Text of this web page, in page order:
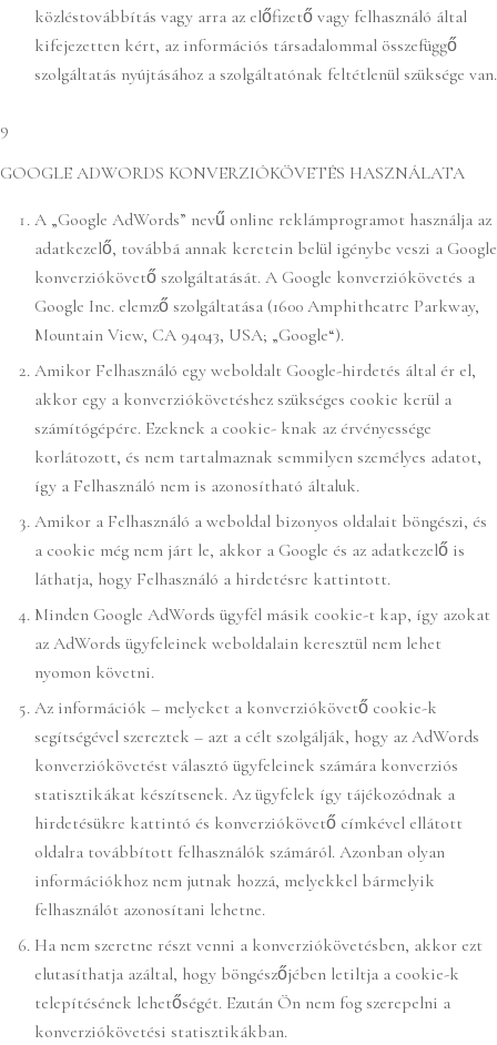
közléstovábbítás vagy arra az előfizető vagy felhasználó által
kifejezetten kért, az információs társadalommal összefüggő
szolgáltatás nyújtásához a szolgáltatónak feltétlenül szüksége van.
9
GOOGLE ADWORDS KONVERZIÓKÖVETÉS HASZNÁLATA
A „Google AdWords” nevű online reklámprogramot használja az
adatkezelő, továbbá annak keretein belül igénybe veszi a Google
konverziókövető szolgáltatását. A Google konverziókövetés a
Google Inc. elemző szolgáltatása (1600 Amphitheatre Parkway,
Mountain View, CA 94043, USA; „Google“).
Amikor Felhasználó egy weboldalt Google-hirdetés által ér el,
akkor egy a konverziókövetéshez szükséges cookie kerül a
számítógépére. Ezeknek a cookie- knak az érvényessége
korlátozott, és nem tartalmaznak semmilyen személyes adatot,
így a Felhasználó nem is azonosítható általuk.
Amikor a Felhasználó a weboldal bizonyos oldalait böngészi, és
a cookie még nem járt le, akkor a Google és az adatkezelő is
láthatja, hogy Felhasználó a hirdetésre kattintott.
Minden Google AdWords ügyfél másik cookie-t kap, így azokat
az AdWords ügyfeleinek weboldalain keresztül nem lehet
nyomon követni.
Az információk – melyeket a konverziókövető cookie-k
segítségével szereztek – azt a célt szolgálják, hogy az AdWords
konverziókövetést választó ügyfeleinek számára konverziós
statisztikákat készítsenek. Az ügyfelek így tájékozódnak a
hirdetésükre kattintó és konverziókövető címkével ellátott
oldalra továbbított felhasználók számáról. Azonban olyan
információkhoz nem jutnak hozzá, melyekkel bármelyik
felhasználót azonosítani lehetne.
Ha nem szeretne részt venni a konverziókövetésben, akkor ezt
elutasíthatja azáltal, hogy böngészőjében letiltja a cookie-k
telepítésének lehetőségét. Ezután Ön nem fog szerepelni a
konverziókövetési statisztikákban.